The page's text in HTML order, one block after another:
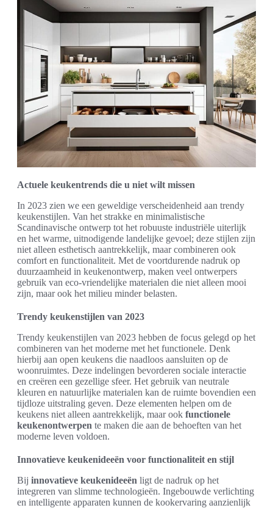
Actuele keukentrends die u niet wilt missen
In 2023 zien we een geweldige verscheidenheid aan trendy
keukenstijlen. Van het strakke en minimalistische
Scandinavische ontwerp tot het robuuste industriële uiterlijk
en het warme, uitnodigende landelijke gevoel; deze stijlen zijn
niet alleen esthetisch aantrekkelijk, maar combineren ook
comfort en functionaliteit. Met de voortdurende nadruk op
duurzaamheid in keukenontwerp, maken veel ontwerpers
gebruik van eco-vriendelijke materialen die niet alleen mooi
zijn, maar ook het milieu minder belasten.
Trendy keukenstijlen van 2023
Trendy keukenstijlen van 2023 hebben de focus gelegd op het
combineren van het moderne met het functionele. Denk
hierbij aan open keukens die naadloos aansluiten op de
woonruimtes. Deze indelingen bevorderen sociale interactie
en creëren een gezellige sfeer. Het gebruik van neutrale
kleuren en natuurlijke materialen kan de ruimte bovendien een
tijdloze uitstraling geven. Deze elementen helpen om de
keukens niet alleen aantrekkelijk, maar ook functionele
keukenontwerpen te maken die aan de behoeften van het
moderne leven voldoen.
Innovatieve keukenideeën voor functionaliteit en stijl
Bij innovatieve keukenideeën ligt de nadruk op het
integreren van slimme technologieën. Ingebouwde verlichting
en intelligente apparaten kunnen de kookervaring aanzienlijk